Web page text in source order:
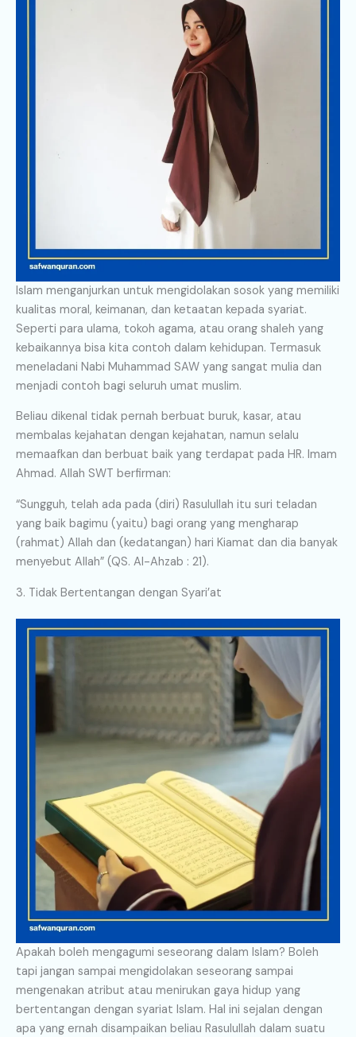
Islam menganjurkan untuk mengidolakan sosok yang memiliki
kualitas moral, keimanan, dan ketaatan kepada syariat.
Seperti para ulama, tokoh agama, atau orang shaleh yang
kebaikannya bisa kita contoh dalam kehidupan. Termasuk
meneladani Nabi Muhammad SAW yang sangat mulia dan
menjadi contoh bagi seluruh umat muslim.
Beliau dikenal tidak pernah berbuat buruk, kasar, atau
membalas kejahatan dengan kejahatan, namun selalu
memaafkan dan berbuat baik yang terdapat pada HR. Imam
Ahmad. Allah SWT berfirman:
“Sungguh, telah ada pada (diri) Rasulullah itu suri teladan
yang baik bagimu (yaitu) bagi orang yang mengharap
(rahmat) Allah dan (kedatangan) hari Kiamat dan dia banyak
menyebut Allah” (QS. Al-Ahzab : 21).
3. Tidak Bertentangan dengan Syari’at
Apakah boleh mengagumi seseorang dalam Islam? Boleh
tapi jangan sampai mengidolakan seseorang sampai
mengenakan atribut atau menirukan gaya hidup yang
bertentangan dengan syariat Islam. Hal ini sejalan dengan
apa yang ernah disampaikan beliau Rasulullah dalam suatu